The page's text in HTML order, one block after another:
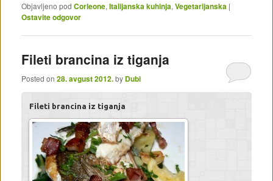
Objavljeno pod Corleone, Italijanska kuhinja, Vegetarijanska |
Ostavite odgovor
Fileti brancina iz tiganja
Posted on 28. avgust 2012.by Dubi
Fileti brancina iz tiganja